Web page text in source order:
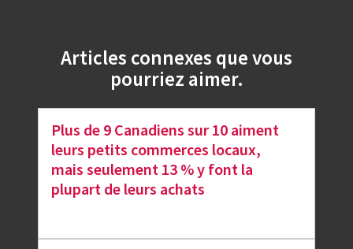
Articles connexes que vous
pourriez aimer.
Plus de 9 Canadiens sur 10 aiment
leurs petits commerces locaux,
mais seulement 13 % y font la
plupart de leurs achats